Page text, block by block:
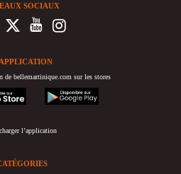
SOCIAUX
de bellemartinique.com sur les stores
googleplay
l’application